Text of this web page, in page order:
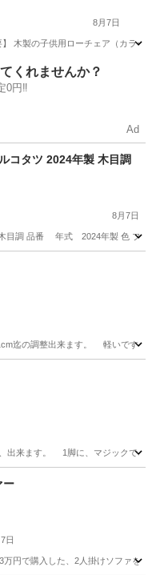
8月7日
木製の子供用ローチェア（カラ
くれませんか？
0円‼️
Ad
コタツ 2024年製 木目調
8月7日
製 木目調 品番 年式 2024年製
迄の調整出来ます。 軽いです。
出来ます。 1脚に、マジックで、
ー
日
万円で購入した、2人掛けソファ